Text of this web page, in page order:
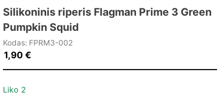
Silikoninis riperis Flagman Prime 3 Green
Pumpkin Squid
Kodas: FPRM3-002
1,90 €
Liko 2